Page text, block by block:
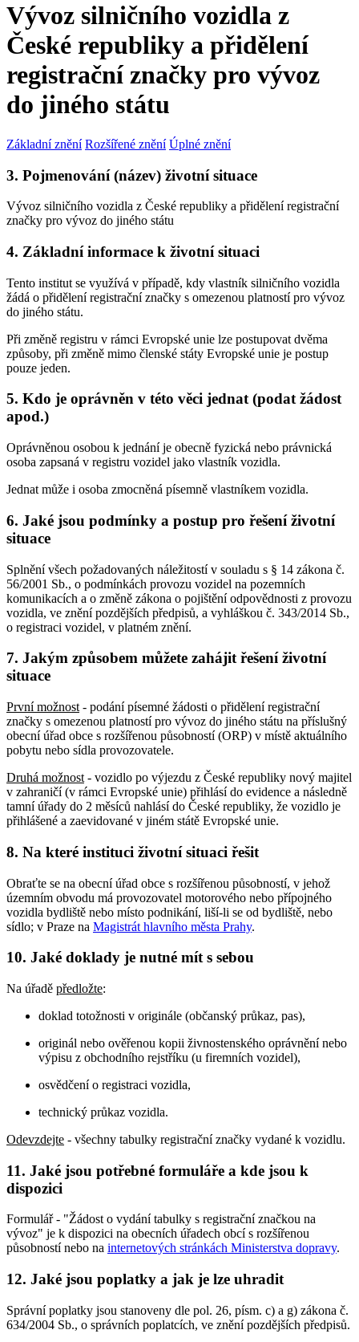
Vývoz silničního vozidla z
České republiky a přidělení
registrační značky pro vývoz
do jiného státu
Základní znění Rozšířené znění Úplné znění
3. Pojmenování (název) životní situace
Vývoz silničního vozidla z České republiky a přidělení registrační
značky pro vývoz do jiného státu
4. Základní informace k životní situaci
Tento institut se využívá v případě, kdy vlastník silničního vozidla
žádá o přidělení registrační značky s omezenou platností pro vývoz
do jiného státu.
Při změně registru v rámci Evropské unie lze postupovat dvěma
způsoby, při změně mimo členské státy Evropské unie je postup
pouze jeden.
5. Kdo je oprávněn v této věci jednat (podat žádost
apod.)
Oprávněnou osobou k jednání je obecně fyzická nebo právnická
osoba zapsaná v registru vozidel jako vlastník vozidla.
Jednat může i osoba zmocněná písemně vlastníkem vozidla.
6. Jaké jsou podmínky a postup pro řešení životní
situace
Splnění všech požadovaných náležitostí v souladu s § 14 zákona č.
56/2001 Sb., o podmínkách provozu vozidel na pozemních
komunikacích a o změně zákona o pojištění odpovědnosti z provozu
vozidla, ve znění pozdějších předpisů, a vyhláškou č. 343/2014 Sb.,
o registraci vozidel, v platném znění.
7. Jakým způsobem můžete zahájit řešení životní
situace
První možnost - podání písemné žádosti o přidělení registrační
značky s omezenou platností pro vývoz do jiného státu na příslušný
obecní úřad obce s rozšířenou působností (ORP) v místě aktuálního
pobytu nebo sídla provozovatele.
Druhá možnost - vozidlo po výjezdu z České republiky nový majitel
v zahraničí (v rámci Evropské unie) přihlásí do evidence a následně
tamní úřady do 2 měsíců nahlásí do České republiky, že vozidlo je
přihlášené a zaevidované v jiném státě Evropské unie.
8. Na které instituci životní situaci řešit
Obraťte se na obecní úřad obce s rozšířenou působností, v jehož
územním obvodu má provozovatel motorového nebo přípojného
vozidla bydliště nebo místo podnikání, liší-li se od bydliště, nebo
sídlo; v Praze na Magistrát hlavního města Prahy.
10. Jaké doklady je nutné mít s sebou
Na úřadě předložte:
doklad totožnosti v originále (občanský průkaz, pas),
originál nebo ověřenou kopii živnostenského oprávnění nebo
výpisu z obchodního rejstříku (u firemních vozidel),
osvědčení o registraci vozidla,
technický průkaz vozidla.
Odevzdejte - všechny tabulky registrační značky vydané k vozidlu.
11. Jaké jsou potřebné formuláře a kde jsou k
dispozici
Formulář - "Žádost o vydání tabulky s registrační značkou na
vývoz" je k dispozici na obecních úřadech obcí s rozšířenou
působností nebo na internetových stránkách Ministerstva dopravy.
12. Jaké jsou poplatky a jak je lze uhradit
Správní poplatky jsou stanoveny dle pol. 26, písm. c) a g) zákona č.
634/2004 Sb., o správních poplatcích, ve znění pozdějších předpisů.